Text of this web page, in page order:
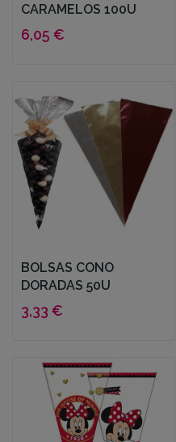
CARAMELOS 100U
6,05 €
BOLSAS CONO
DORADAS 50U
3,33 €